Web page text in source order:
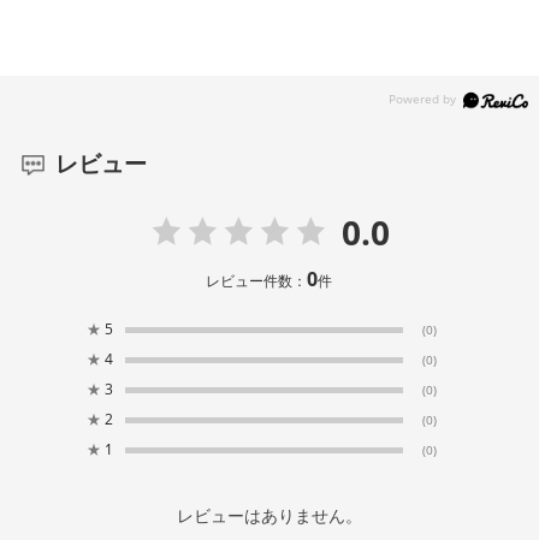
レビュー
0.0
レビュー件数：0件
★ 5 (0)
★ 4 (0)
★ 3 (0)
★ 2 (0)
★ 1 (0)
レビューはありません。